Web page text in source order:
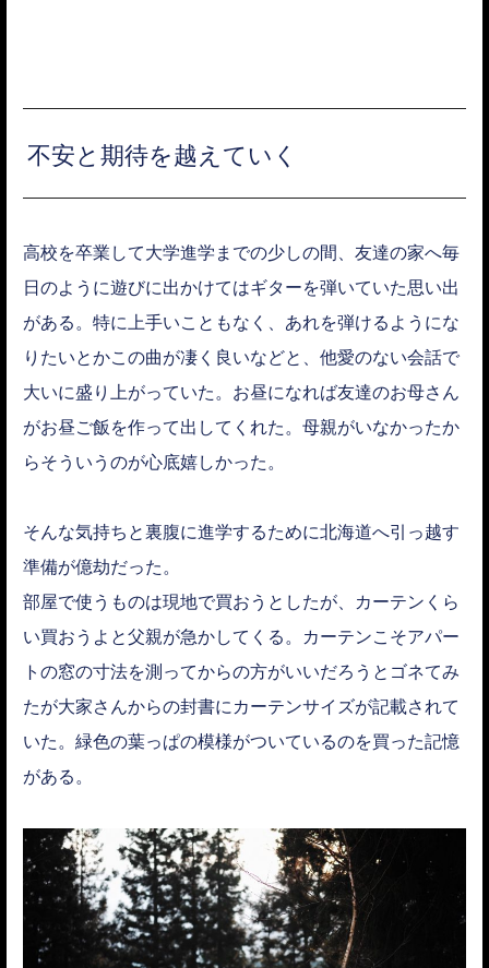
不安と期待を越えていく
高校を卒業して大学進学までの少しの間、友達の家へ毎
日のように遊びに出かけてはギターを弾いていた思い出
がある。特に上手いこともなく、あれを弾けるようにな
りたいとかこの曲が凄く良いなどと、他愛のない会話で
大いに盛り上がっていた。お昼になれば友達のお母さん
がお昼ご飯を作って出してくれた。母親がいなかったか
らそういうのが心底嬉しかった。
そんな気持ちと裏腹に進学するために北海道へ引っ越す
準備が億劫だった。
部屋で使うものは現地で買おうとしたが、カーテンくら
い買おうよと父親が急かしてくる。カーテンこそアパー
トの窓の寸法を測ってからの方がいいだろうとゴネてみ
たが大家さんからの封書にカーテンサイズが記載されて
いた。緑色の葉っぱの模様がついているのを買った記憶
がある。